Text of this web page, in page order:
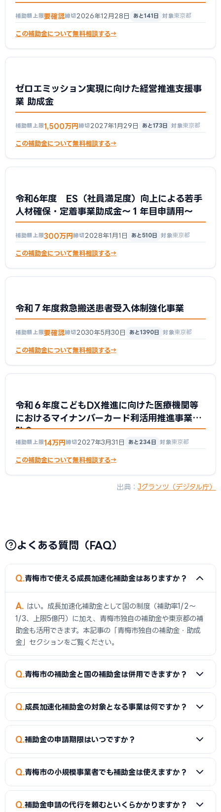
補助額上限要確認締切 2026年12月28日 あと141日 対象東京都
この補助金について無料相談する
ゼロエミッション実現に向けた経営推進支援事
業 助成金
補助額上限1,500万円締切 2027年1月29日 あと173日 対象東京都
この補助金について無料相談する
令和6年度 ES（社員満足度）向上による若手
人材確保・定着事業助成金～１年目申請用～
補助額上限300万円締切 2028年1月1日 あと510日 対象東京都
この補助金について無料相談する
令和７年度救急搬送患者受入体制強化事業
補助額上限要確認締切 2030年5月30日 あと1390日 対象東京都
この補助金について無料相談する
令和６年度こどもDX推進に向けた医療機関等
におけるマイナンバーカード利活用推進事業補
助金
補助額上限14万円締切 2027年3月31日 あと234日 対象東京都
この補助金について無料相談する
出典： Jグランツ（デジタル庁）
よくある質問（FAQ）
Q 青梅市で使える成長加速化補助金はありますか？
A
はい。成長加速化補助金として国の制度（補助率1/2〜
1/3、上限5億円）に加え、青梅市独自の補助金や東京都の補
助金も活用できます。本記事の「青梅市独自の補助金・助成
金」セクションをご覧ください。
Q 青梅市の補助金と国の補助金は併用できますか？
A
同一経費への重複申請はできませんが、経費項目を分ける
確認ください。
Q 成長加速化補助金の対象となる事業は何ですか？
A
新市場進出（新たな市場への展開）、新製品開発、事業
が対象です。事業再構築補助金の後継制度として、中小企業の
新たな挑戦を幅広く支援しています。
Q 補助金の申請期限はいつですか？
A
補助金によって異なります。市独自の補助金は予算がなく
ます。
Q 青梅市の小規模事業者でも補助金は使えますか？
A
はい。小規模事業者持続化補助金（上限50〜250万円）
Q 補助金申請の代行を頼むといくらかかりますか？